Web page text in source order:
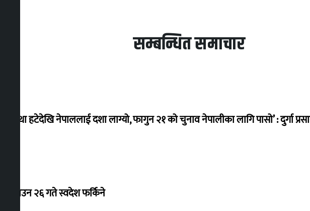
सम्बन्धित समाचार
‘राजसंस्था हटेदेखि नेपाललाई दशा लाग्यो, फागुन २१ को चुनाव नेपालीका लागि पासो’ : दुर्गा
देउवा साउन २६ गते स्वदेश फर्किने